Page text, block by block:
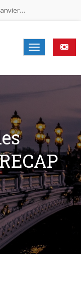
2026
2026